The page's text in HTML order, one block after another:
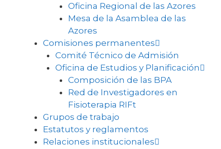
Oficina Regional de las Azores
Mesa de la Asamblea de las
Azores
Comisiones permanentes
Comité Técnico de Admisión
Oficina de Estudios y Planificación
Composición de las BPA
Red de Investigadores en
Fisioterapia RIFt
Grupos de trabajo
Estatutos y reglamentos
Relaciones institucionales